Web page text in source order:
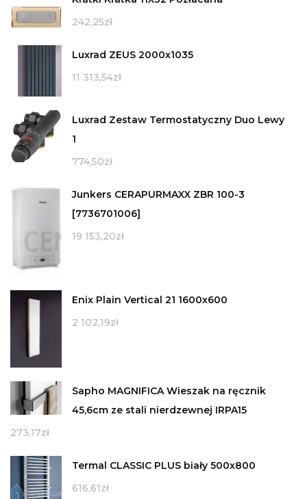
242,25zł
Luxrad ZEUS 2000x1035
11 313,54zł
Luxrad Zestaw Termostatyczny Duo Lewy
1
774,50zł
Junkers CERAPURMAXX ZBR 100-3
[7736701006]
19 153,20zł
Enix Plain Vertical 21 1600x600
2 102,19zł
Sapho MAGNIFICA Wieszak na ręcznik
45,6cm ze stali nierdzewnej IRPA15
273,17zł
Termal CLASSIC PLUS biały 500x800
616,61zł